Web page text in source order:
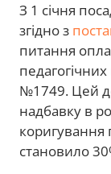
З 1 січня
згідно з
питання
№1749. Цей
надбавку в
коригування
становило